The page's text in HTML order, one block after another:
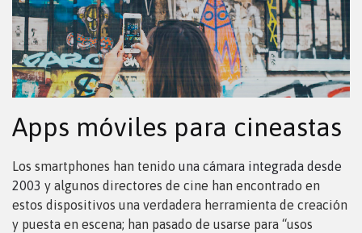
Apps móviles para cineastas
Los smartphones han tenido una cámara integrada desde
2003 y algunos directores de cine han encontrado en
estos dispositivos una verdadera herramienta de creación
y puesta en escena; han pasado de usarse para “usos